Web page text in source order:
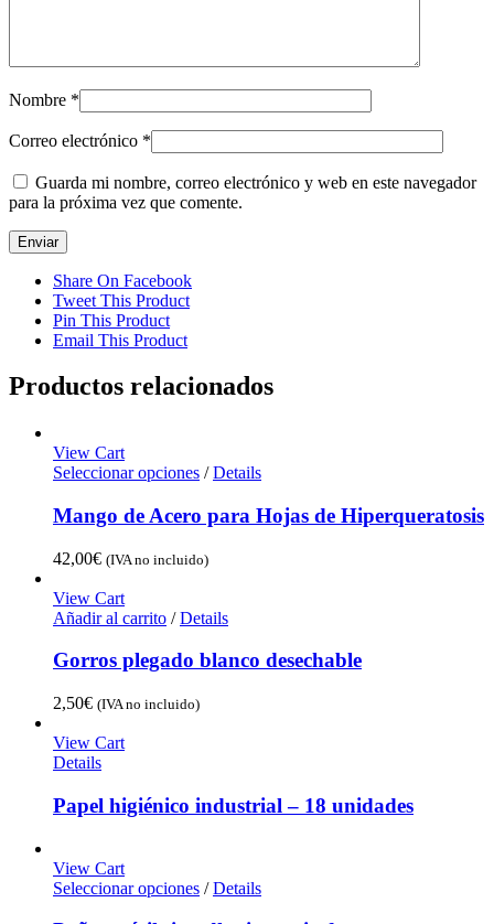
Nombre *
Correo electrónico *
Guarda mi nombre, correo electrónico y web en este navegador
para la próxima vez que comente.
Share On Facebook
Tweet This Product
Pin This Product
Email This Product
Productos relacionados
View Cart
Seleccionar opciones / Details
Mango de Acero para Hojas de Hiperqueratosis
42,00€ (IVA no incluido)
View Cart
Añadir al carrito / Details
Gorros plegado blanco desechable
2,50€ (IVA no incluido)
View Cart
Details
Papel higiénico industrial – 18 unidades
View Cart
Seleccionar opciones / Details